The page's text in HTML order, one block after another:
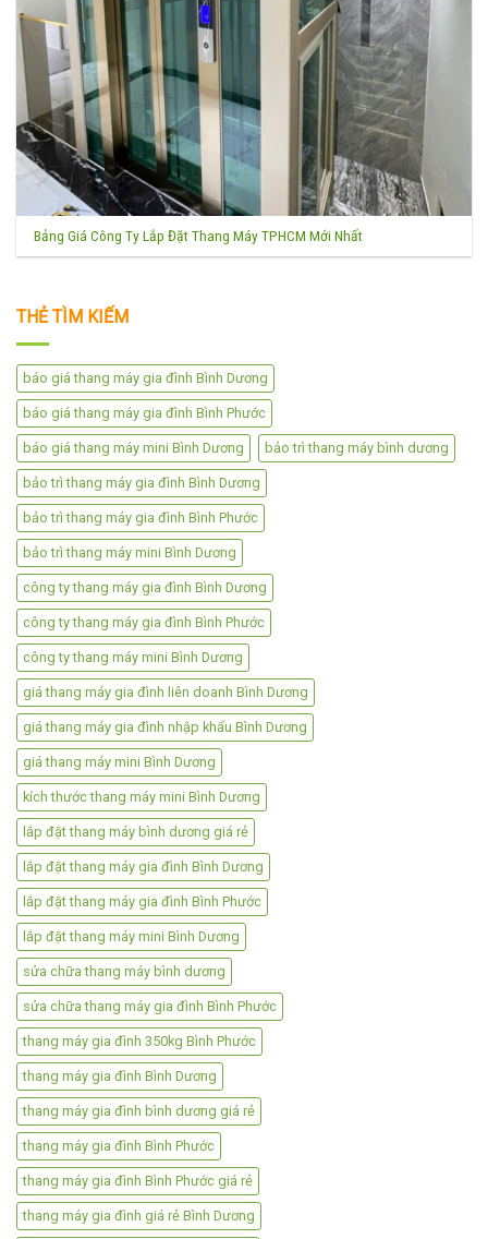
Bảng Giá Công Ty Lắp Đặt Thang Máy TPHCM Mới Nhất
THẺ TÌM KIẾM
báo giá thang máy gia đình Bình Dương
báo giá thang máy gia đình Bình Phước
báo giá thang máy mini Bình Dương bảo trì thang máy bình dương
bảo trì thang máy gia đình Bình Dương
bảo trì thang máy gia đình Bình Phước
bảo trì thang máy mini Bình Dương
công ty thang máy gia đình Bình Dương
công ty thang máy gia đình Bình Phước
công ty thang máy mini Bình Dương
giá thang máy gia đình liên doanh Bình Dương
giá thang máy gia đình nhập khẩu Bình Dương
giá thang máy mini Bình Dương
kích thước thang máy mini Bình Dương
lắp đặt thang máy bình dương giá rẻ
lắp đặt thang máy gia đình Bình Dương
lắp đặt thang máy gia đình Bình Phước
lắp đặt thang máy mini Bình Dương
sửa chữa thang máy bình dương
sửa chữa thang máy gia đình Bình Phước
thang máy gia đình 350kg Bình Phước
thang máy gia đình Bình Dương
thang máy gia đình bình dương giá rẻ
thang máy gia đình Bình Phước
thang máy gia đình Bình Phước giá rẻ
thang máy gia đình giá rẻ Bình Dương